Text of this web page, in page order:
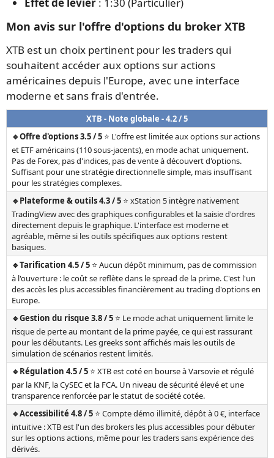
Effet de levier : 1:30 (Particulier)
Mon avis sur l'offre d'options du broker XTB
XTB est un choix pertinent pour les traders qui
souhaitent accéder aux options sur actions
américaines depuis l'Europe, avec une interface
moderne et sans frais d'entrée.
XTB - Note globale - 4.2 / 5
🔹Offre d'options 3.5 / 5 ⭐ L'offre est limitée aux options sur actions
et ETF américains (110 sous-jacents), en mode achat uniquement.
Pas de Forex, pas d'indices, pas de vente à découvert d'options.
Suffisant pour une stratégie directionnelle simple, mais insuffisant
pour les stratégies complexes.
🔹Plateforme & outils 4.3 / 5 ⭐ xStation 5 intègre nativement
TradingView avec des graphiques configurables et la saisie d'ordres
directement depuis le graphique. L'interface est moderne et
agréable, même si les outils spécifiques aux options restent
basiques.
🔹Tarification 4.5 / 5 ⭐ Aucun dépôt minimum, pas de commission
à l'ouverture : le coût se reflète dans le spread de la prime. C'est l'un
des accès les plus accessibles financièrement au trading d'options en
Europe.
🔹Gestion du risque 3.8 / 5 ⭐ Le mode achat uniquement limite le
risque de perte au montant de la prime payée, ce qui est rassurant
pour les débutants. Les greeks sont affichés mais les outils de
simulation de scénarios restent limités.
🔹Régulation 4.5 / 5 ⭐ XTB est coté en bourse à Varsovie et régulé
par la KNF, la CySEC et la FCA. Un niveau de sécurité élevé et une
transparence renforcée par le statut de société cotée.
🔹Accessibilité 4.8 / 5 ⭐ Compte démo illimité, dépôt à 0 €, interface
intuitive : XTB est l'un des brokers les plus accessibles pour débuter
sur les options actions, même pour les traders sans expérience des
dérivés.